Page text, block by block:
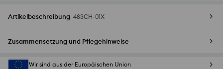
Artikelbeschreibung 483CH-01X
Zusammensetzung und Pflegehinweise
Wir sind aus der Europäischen Union